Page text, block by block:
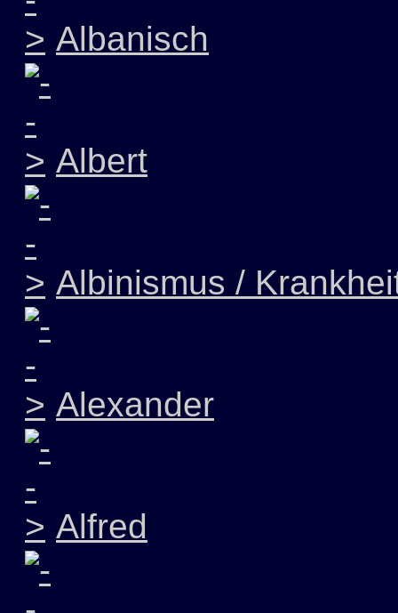
Albanisch
Albert
Albinismus /
Alexander
Alfred